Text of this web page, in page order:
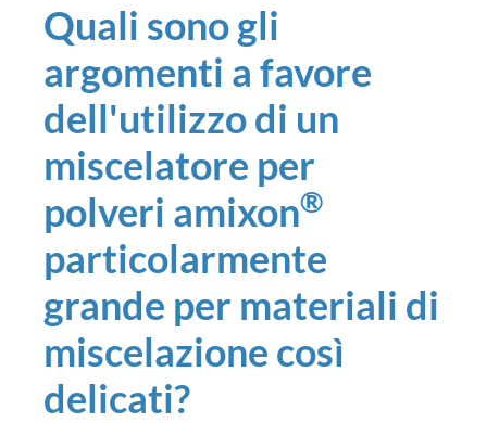
Quali sono gli
argomenti a favore
dell'utilizzo di un
miscelatore per
polveri amixon®
particolarmente
grande per materiali di
miscelazione così
delicati?